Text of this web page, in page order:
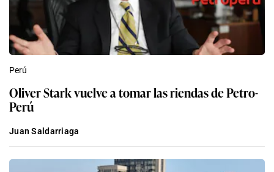
Perú
Oliver Stark vuelve a tomar las riendas de Petro-
Perú
Juan Saldarriaga